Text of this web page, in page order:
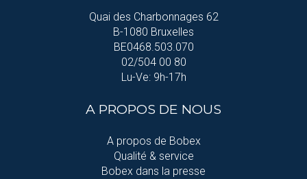
Quai des Charbonnages 62
B-1080 Bruxelles
BE0468.503.070
02/504 00 80
Lu-Ve: 9h-17h
A PROPOS DE NOUS
A propos de Bobex
Qualité & service
Bobex dans la presse